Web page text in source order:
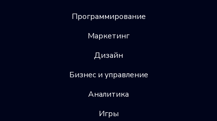
Программирование
Маркетинг
Дизайн
Бизнес и управление
Аналитика
Игры